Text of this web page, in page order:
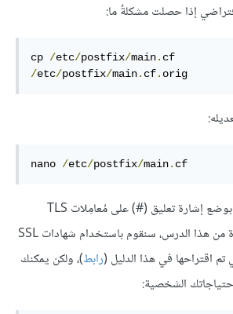
إذا حصلت مشكلةٌ ما:
cp /etc/postfix/main.
/etc/postfix/main. cf. orig
nano /etc/postfix/main. cf
أولًا سنحتاج إلى القيام بوضع إشارة تعليق (#) على مُعامِلات TLS
وإضافة مُعامِلات جديدة من هذا الدرس، سنقوم باستخدام شهادات SSL
تم اقتراحها في هذا الدليل (رابط)، ولكن يمكنك
الشخصية: